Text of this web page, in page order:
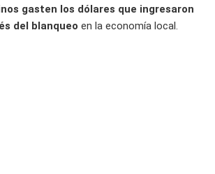
gasten los dólares que ingresaron
del blanqueo en la economía local.